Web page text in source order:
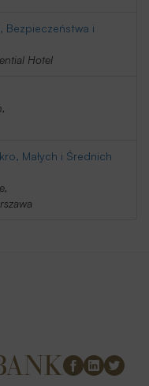
Bezpieczeństwa i
Hotel
Małych i Średnich